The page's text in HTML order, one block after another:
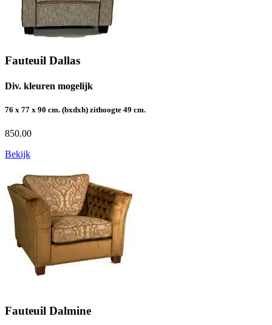
Fauteuil Dallas
Div. kleuren mogelijk
76 x 77 x 90 cm. (bxdxh) zithoogte 49 cm.
850.00
Bekijk
Fauteuil Dalmine